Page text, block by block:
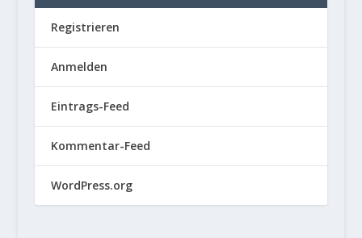
Registrieren
Anmelden
Eintrags-Feed
Kommentar-Feed
WordPress.org